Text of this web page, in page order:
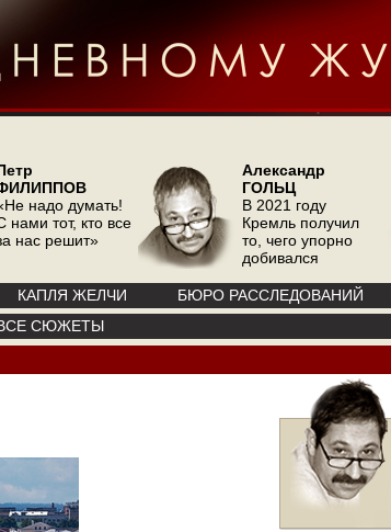
надо думать!
нами тот, кто все
нас решит»
Александр
ГОЛЬЦ
В 2021 году
Кремль получил
то, чего упорно
добивался
КАПЛЯ ЖЕЛЧИ
БЮРО РАССЛЕДОВАНИЙ
СЮЖЕТЫ